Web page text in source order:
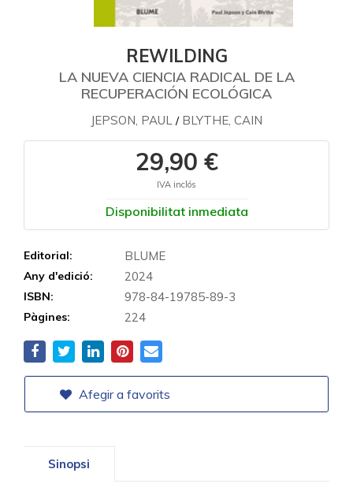
REWILDING
LA NUEVA CIENCIA RADICAL DE LA
RECUPERACIÓN ECOLÓGICA
JEPSON, PAUL / BLYTHE, CAIN
29,90 €
IVA inclós
Disponibilitat inmediata
Editorial: BLUME
Any d'edició: 2024
ISBN: 978-84-19785-89-3
Pàgines: 224
Afegir a favorits
Sinopsi